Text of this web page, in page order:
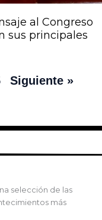
al Congreso
sus principales
Siguiente »
selección de las
más